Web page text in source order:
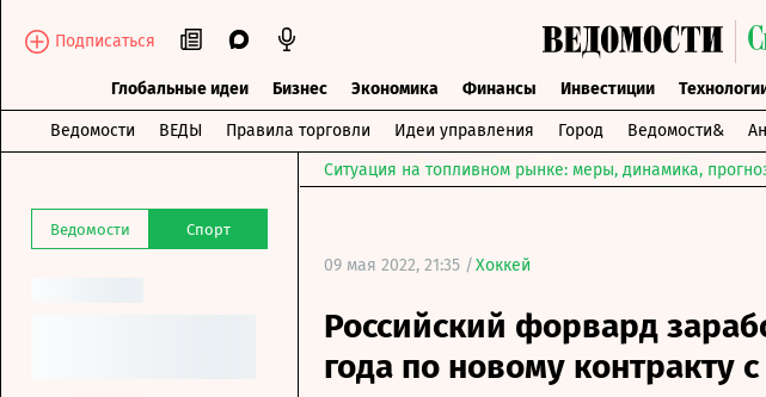
Подписаться
Глобальные идеи Бизнес Экономика Финансы Инвестиции
Ведомости ВЕДЫ Правила торговли Идеи управления Город Ведомости&
Ведомости Спорт
Ситуация на топливном рынке: меры, динамика,
09 мая 2022, 21:35 /Хоккей
Российский форвард
года по новому контракту